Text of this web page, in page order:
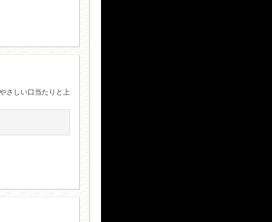
さしい口当たりと上